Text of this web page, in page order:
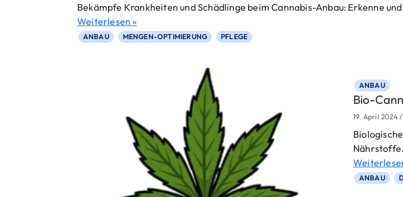
K
n
u
n
d
ä
Bekämpfe Krankheiten und Schädlinge beim Cannabis-Anbau: Erkenne
Weiterlesen »
ANBAU MENGEN-OPTIMIERUNG PFLEGE
ANBAU
Bio-
19. April 2024 /
ANBAU